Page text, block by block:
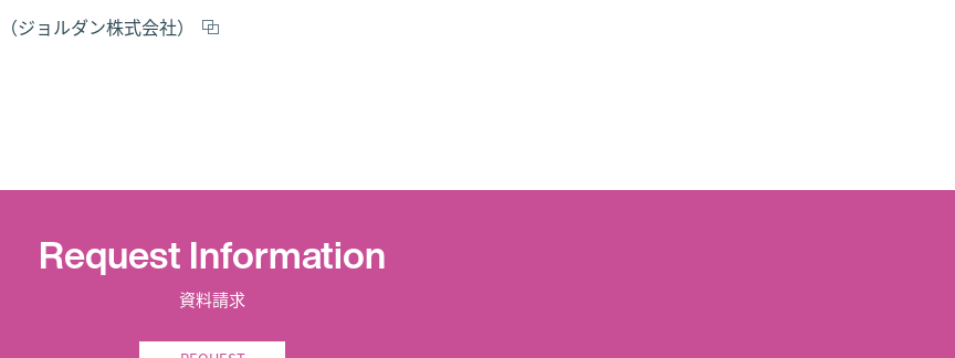
ジョルダン株式会社）
Request Information
資料請求